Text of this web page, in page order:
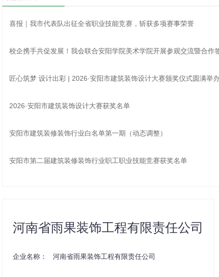
喜报｜我市代表队出征全省职业技能竞赛，斩获多项赛事荣誉
校企携手共促发展！我会联合安阳学院美术学院开展参观交流暨合作
匠心筑梦 设计出彩 | 2026·安阳市建筑装饰设计大赛颁奖仪式圆满举
2026·安阳市建筑装饰设计大赛获奖名单
安阳市建筑装修装饰行业白名单第一期（动态调整）
安阳市第二届建筑装修装饰行业职工职业技能竞赛获奖名单
河南省雨果装饰工程有限责任公司
企业名称： 河南省雨果装饰工程有限责任公司